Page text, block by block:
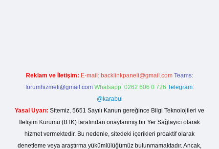
Reklam ve İletişim: E-mail: backlinkpaneli@gmail.com Teams:
forumhizmeti@gmail.com Whatsapp: 0262 606 0 726 Telegram:
@karabul
Yasal Uyarı: Sitemiz, 5651 Sayılı Kanun gereğince Bilgi Teknolojileri ve
İletişim Kurumu (BTK) tarafından onaylanmış bir Yer Sağlayıcı olarak
hizmet vermektedir. Bu nedenle, sitedeki içerikleri proaktif olarak
denetleme veya araştırma yükümlülüğümüz bulunmamaktadır. Ancak,